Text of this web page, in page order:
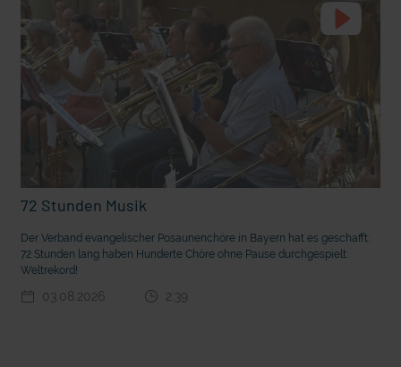
deutsche Sprache? Vorhang auf für Kinderzirkus Giovanni
72 Stunden Musik
Der Verband evangelischer Posaunenchöre in Bayern hat es geschafft:
72 Stunden lang haben Hunderte Chöre ohne Pause durchgespielt:
Weltrekord!
03.08.2026 2:39